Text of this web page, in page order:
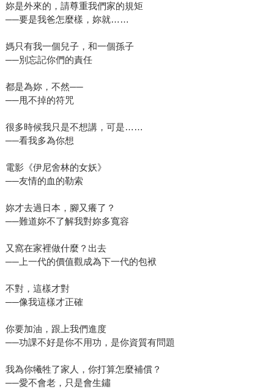
妳是外來的，請尊重我們家的規矩
──要是我爸怎麼樣，妳就……
媽只有我一個兒子，和一個孫子
──別忘記你們的責任
都是為妳，不然──
──甩不掉的符咒
很多時候我只是不想講，可是……
──看我多為你想
電影《伊尼舍林的女妖》
──友情的血的勒索
妳才去過日本，腳又癢了？
──難道妳不了解我對妳多寬容
又窩在家裡做什麼？出去
──上一代的價值觀成為下一代的包袱
不對，這樣才對
──像我這樣才正確
你要加油，跟上我們進度
──功課不好是你不用功，是你資質有問題
我為你犧牲了家人，你打算怎麼補償？
──愛不會老，只是會生鏽